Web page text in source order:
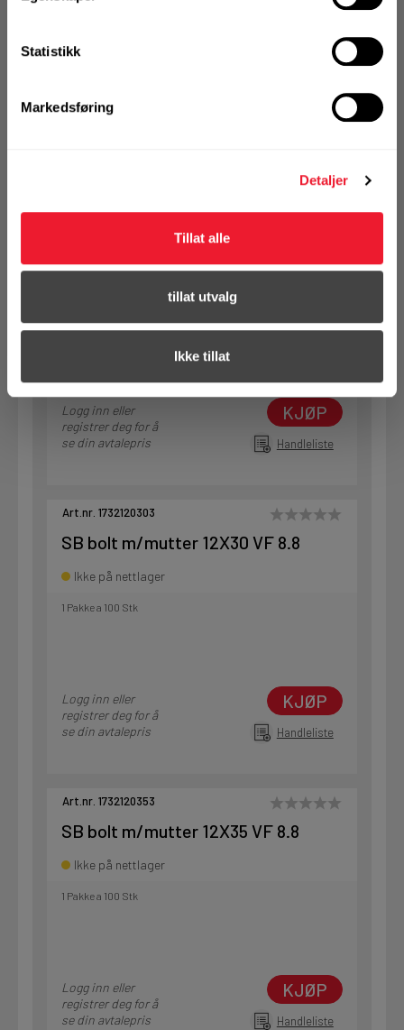
Statistikk
Markedsføring
Detaljer
Tillat alle
tillat utvalg
Ikke tillat
Logg inn eller
registrer deg for å
se din avtalepris
KJØP
Handleliste
Art.nr. 1732120303
SB bolt m/mutter 12X30 VF 8.8
Ikke på nettlager
1 Pakke a 100 Stk
Logg inn eller
registrer deg for å
se din avtalepris
KJØP
Handleliste
Art.nr. 1732120353
SB bolt m/mutter 12X35 VF 8.8
Ikke på nettlager
1 Pakke a 100 Stk
Logg inn eller
registrer deg for å
se din avtalepris
KJØP
Handleliste